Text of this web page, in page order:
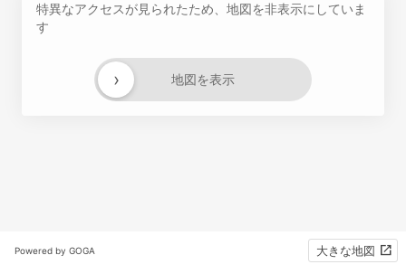
特異なアクセスが見られたため、地図を非表示にしていま
す
地図を表示
›
Powered by GOGA 大きな地図